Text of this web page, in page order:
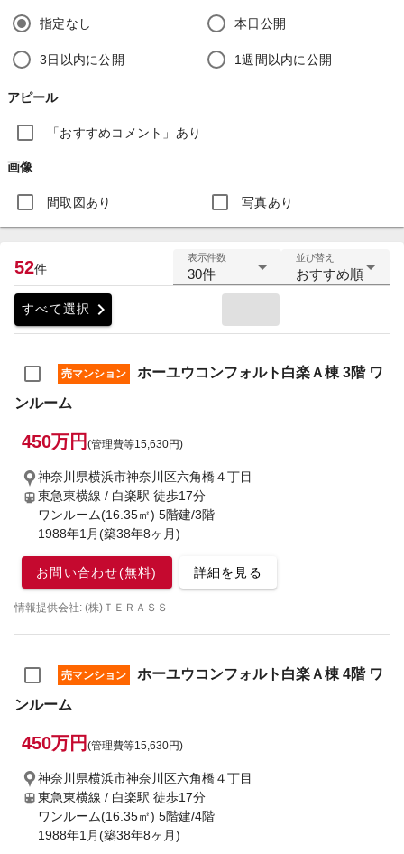
指定なし 本日公開
3日以内に公開 1週間以内に公開
アピール
「おすすめコメント」あり
画像
間取図あり 写真あり
52件
表示件数
30件
並び替え
おすすめ順
すべて選択 chevron_right
売マンション
ホーユウコンフォルト白楽Ａ棟 3階 ワ
ンルーム
450万円 (管理費等15,630円)
神奈川県横浜市神奈川区六角橋４丁目
東急東横線 / 白楽駅 徒歩17分
ワンルーム(16.35㎡) 5階建/3階
1988年1月(築38年8ヶ月)
お問い合わせ(無料) 詳細を見る
情報提供会社: (株)ＴＥＲＡＳＳ
売マンション
ホーユウコンフォルト白楽Ａ棟 4階 ワ
ンルーム
450万円 (管理費等15,630円)
神奈川県横浜市神奈川区六角橋４丁目
東急東横線 / 白楽駅 徒歩17分
ワンルーム(16.35㎡) 5階建/4階
1988年1月(築38年8ヶ月)